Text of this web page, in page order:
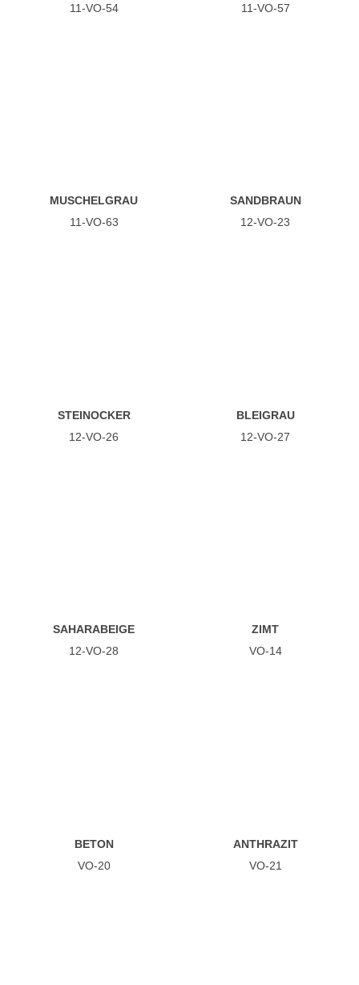
11-VO-54
11-VO-57
MUSCHELGRAU
11-VO-63
SANDBRAUN
12-VO-23
STEINOCKER
12-VO-26
BLEIGRAU
12-VO-27
SAHARABEIGE
12-VO-28
ZIMT
VO-14
BETON
VO-20
ANTHRAZIT
VO-21